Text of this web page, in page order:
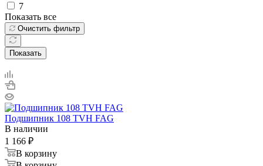
7
Показать все
Очистить фильтр
Показать
Подшипник 108 TVH FAG
В наличии
1 166 ₽
В корзину